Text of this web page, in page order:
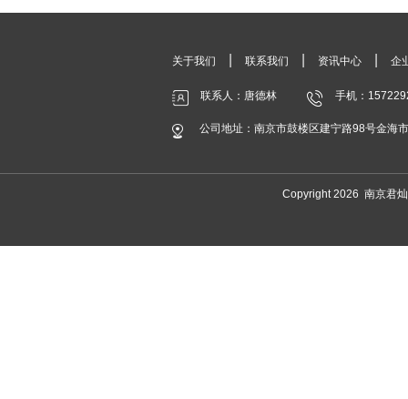
关于我们 联系我们 资讯中心 企
联系人：唐德林 手机：
公司地址：南京市鼓楼区建宁路98号金海
Copyright 2026 南京君